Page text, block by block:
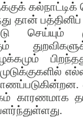
தான்
செய்யும்
முடுக்குகளில்
காரணமாக